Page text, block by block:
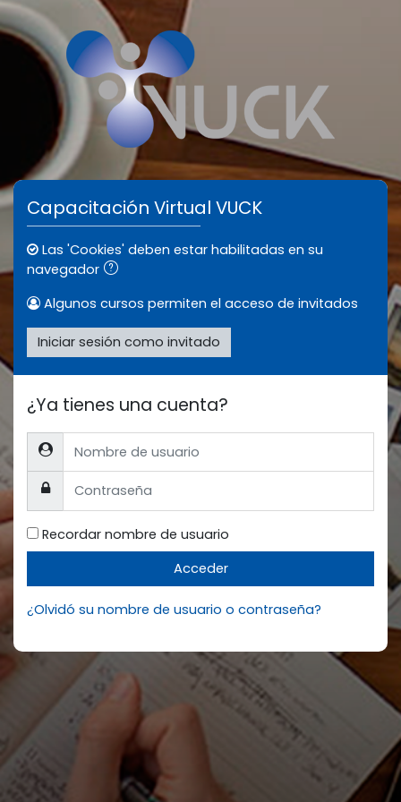
Salta al contenido principal
Capacitación Virtual VUCK
Las 'Cookies' deben estar habilitadas en su
navegador
Algunos cursos permiten el acceso de invitados
Iniciar sesión como invitado
¿Ya tienes una cuenta?
Nombre de usuario
Contraseña
Recordar nombre de usuario
Acceder
¿Olvidó su nombre de usuario o contraseña?